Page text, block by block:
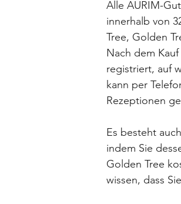
Alle AURIM-
innerhalb von
Tree, Golden
Nach dem
registriert, auf
kann per
Rezeptionen
Es besteht
indem Sie
Golden Tree
wissen, dass